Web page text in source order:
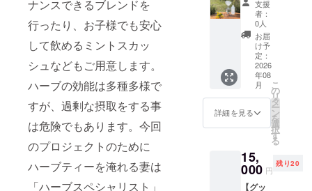
ナンスできるブレンドを
行ったり、お子様でも安心
して飲めるミントスカッ
シュなどもご用意します。
ハーブの効能は多種多様で
すが、過剰な摂取をする事
は危険でもあります。今回
のプロジェクトのために
ハーブティーを淹れる妻は
「ハーブスペシャリスト」
インに
より異
なりま
すが、
縦横
80mm
以下で
す。
るよう
に乾燥
させま
した。
封を開
けた瞬
間に広
がる、
やさし
く豊か
常の合
間に、
ほっと
ナーの
案内で
摘み取
り、 そ
の場で
お茶に
して味
わえま
す。 こ
こでし
別な
ハーブ
ティー
げ付
き！（1
名様
分）】
ハーブ
の蒸留
体験を
提供し
ます（1
セッ
ト/1名/
約2時間
験） 園
で育て
ている
ハーブ
支援
者：
0人
お届
け予
定：
2026
年08
月
詳細を見る
こ
の
リ
タ
ー
ン
を
選
択
す
る
15,
000 円
残り20
【グッ